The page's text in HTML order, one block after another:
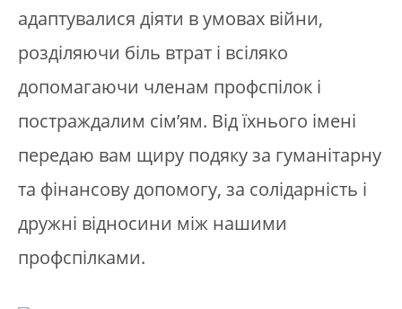
адаптувалися діяти в умовах війни,
розділяючи біль втрат і всіляко
допомагаючи членам профспілок і
постраждалим сім’ям. Від їхнього імені
передаю вам щиру подяку за гуманітарну
та фінансову допомогу, за солідарність і
дружні відносини між нашими
профспілками.